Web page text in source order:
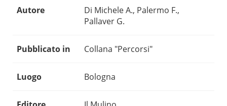
Autore
Di Michele A., Palermo F.,
Pallaver G.
Pubblicato in Collana "Percorsi"
Luogo Bologna